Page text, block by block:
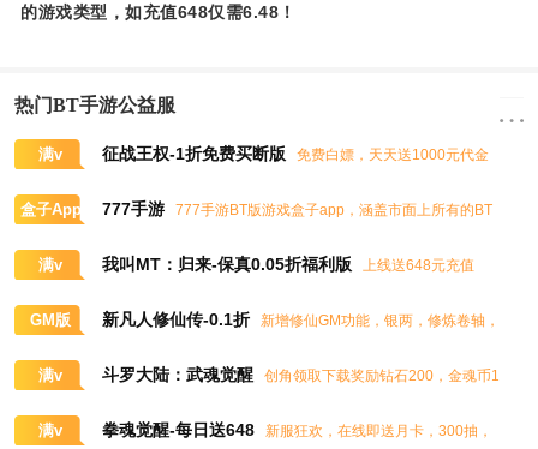
的游戏类型，如充值648仅需6.48！
热门BT手游公益服
满v 征战王权-1折免费买断版
免费白嫖，天天送1000元代金
盒子App 777手游
777手游BT版游戏盒子app，涵盖市面上所有的BT
满v 我叫MT：归来-保真0.05折福利版
上线送648元充值
GM版 新凡人修仙传-0.1折
新增修仙GM功能，银两，修炼卷轴，
满v 斗罗大陆：武魂觉醒
创角领取下载奖励钻石200，金魂币1
满v 拳魂觉醒-每日送648 新服狂欢，在线即送月卡，300抽，